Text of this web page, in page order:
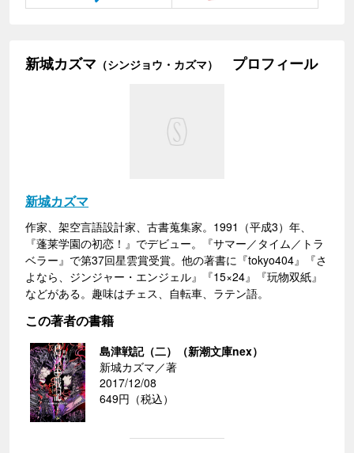
新城カズマ （シンジョウ・カズマ） プロフィール
新城カズマ
作家、架空言語設計家、古書蒐集家。1991（平成3）年、
『蓬莱学園の初恋！』でデビュー。『サマー／タイム／トラ
ベラー』で第37回星雲賞受賞。他の著書に『tokyo404』『さ
よなら、ジンジャー・エンジェル』『15×24』『玩物双紙』
などがある。趣味はチェス、自転車、ラテン語。
この著者の書籍
島津戦記（二）（新潮文庫nex）
新城カズマ／著
2017/12/08
649円（税込）